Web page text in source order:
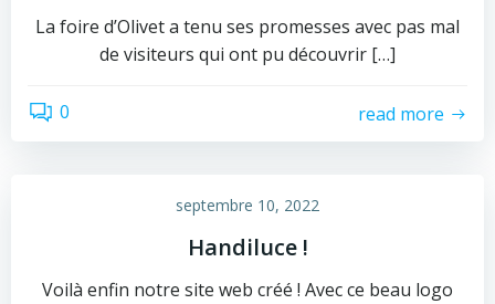
La foire d’Olivet a tenu ses promesses avec pas mal
de visiteurs qui ont pu découvrir […]
0 read more
septembre 10, 2022
Handiluce !
Voilà enfin notre site web créé ! Avec ce beau logo